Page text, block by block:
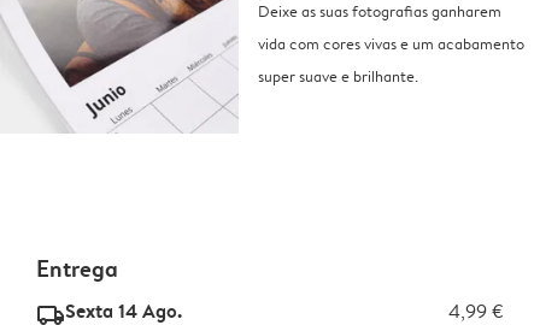
Deixe as suas fotografias ganharem
vida com cores vivas e um acabamento
super suave e brilhante.
Entrega
delivery_standard_v2Sexta 14 Ago. 4,99 €